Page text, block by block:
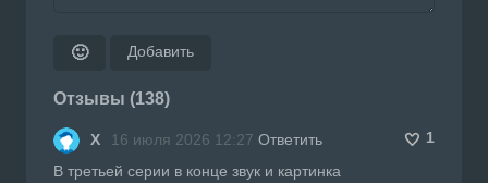
🙂 Добавить
Отзывы (138)
Х 16 июля 2026 12:27 Ответить
1
В третьей серии в конце звук и картинка